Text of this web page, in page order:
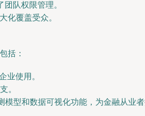
队权限管理。
化覆盖受众。
括：
业使用。
。
模型和数据可视化功能，为金融从业者